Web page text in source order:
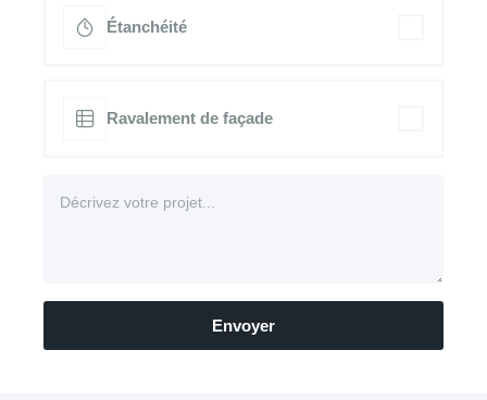
Étanchéité
Ravalement de façade
Envoyer